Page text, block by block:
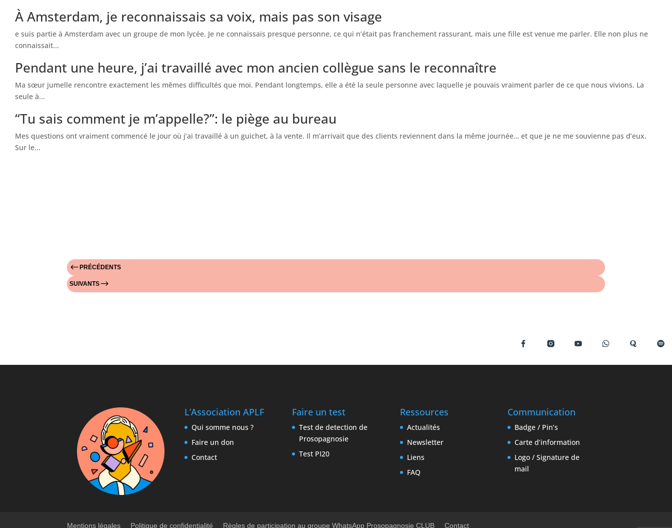
À Amsterdam, je reconnaissais sa voix, mais pas son visage
e suis partie à Amsterdam avec un groupe de mon lycée. Je ne connaissais presque personne, ce qui n’était pas franchement rassurant, mais une fille est venue me parler. Elle non plus ne
connaissait...
Pendant une heure, j’ai travaillé avec mon ancien collègue sans le reconnaître
Ma sœur jumelle rencontre exactement les mêmes difficultés que moi. Pendant longtemps, elle a été la seule personne avec laquelle je pouvais vraiment parler de ce que nous vivions. La
seule à...
“Tu sais comment je m’appelle?”: le piège au bureau
Mes questions ont vraiment commencé le jour où j’ai travaillé à un guichet, à la vente. Il m’arrivait que des clients reviennent dans la même journée… et que je ne me souvienne pas d’eux.
Sur le...
#PRÉCÉDENTS
SUIVANTS$
L’Association APLF
Qui somme nous ?
Faire un don
Contact
Faire un test
Test de detection de
Prosopagnosie
Test PI20
Ressources
Actualités
Newsletter
Liens
FAQ
Communication
Badge / Pin’s
Carte d’information
Logo / Signature de
mail
Mentions légales Politique de confidentialité Règles de participation au groupe WhatsApp Prosopagnosie CLUB Contact